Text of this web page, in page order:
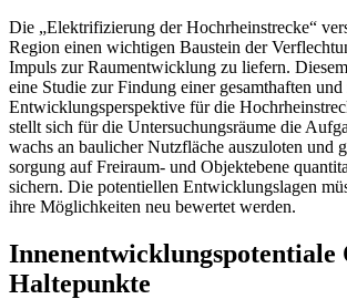
Die „Elek­trifi­zierung der Hoch­rhein­strecke“
Region einen wichtigen Bau­stein der
Impuls zur Raum­ent­wicklung zu liefern.
eine Studie zur Findung einer ge­samt­haften
Ent­wicklungs­perspek­tive für die
stellt sich für die Unter­suchungs­räume die
wachs an bau­licher Nutz­fläche aus­zuloten und
sorgung auf Frei­raum- und Objekt­ebene
sichern. Die poten­tiellen Ent­wicklungs­lagen
ihre Möglich­keiten neu bewertet werden.
Haltepunkte